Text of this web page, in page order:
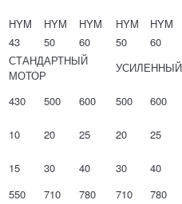
HYM HYM HYM HYM
HYM
43 50 60 50
60
СТАНДАРТНЫЙ
МОТОР
430 500 600 500
600
10 20 25 20
25
15 30 40 30
40
550 710 780 710
780